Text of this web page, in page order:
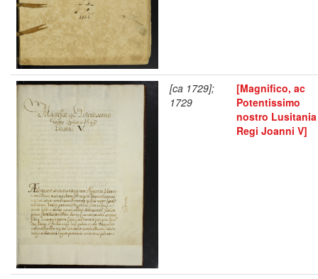
[ca 1729];
1729
[Magnifico, ac
Potentissimo
nostro Lusitania
Regi Joanni V]